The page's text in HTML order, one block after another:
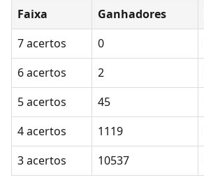
Faixa Ganhadores
7 acertos
0
6 acertos
2
5 acertos
45
4 acertos
1119
3 acertos
10537